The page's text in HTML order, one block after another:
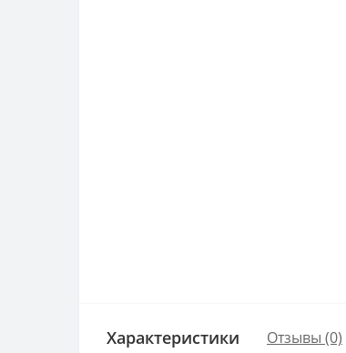
Характеристики Отзывы (0)